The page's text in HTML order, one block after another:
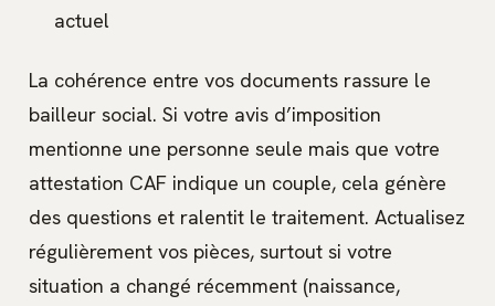
actuel
La cohérence entre vos documents rassure le
bailleur social. Si votre avis d’imposition
mentionne une personne seule mais que votre
attestation CAF indique un couple, cela génère
des questions et ralentit le traitement. Actualisez
régulièrement vos pièces, surtout si votre
situation a changé récemment (naissance,